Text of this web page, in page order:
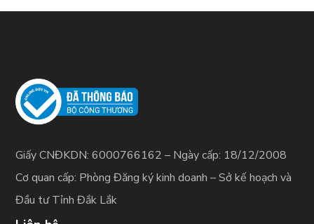
Giấy CNĐKDN: 6000766162 – Ngày cấp: 18/12/2008
Cơ quan cấp: Phòng Đăng ký kinh doanh – Sở kế hoạch và
Đầu tư Tỉnh Đắk Lắk